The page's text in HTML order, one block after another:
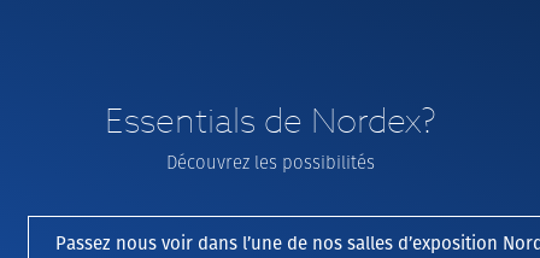
Essentials de Nordex?
Découvrez les possibilités
Passez nous voir dans l’une de nos salles d’exposition